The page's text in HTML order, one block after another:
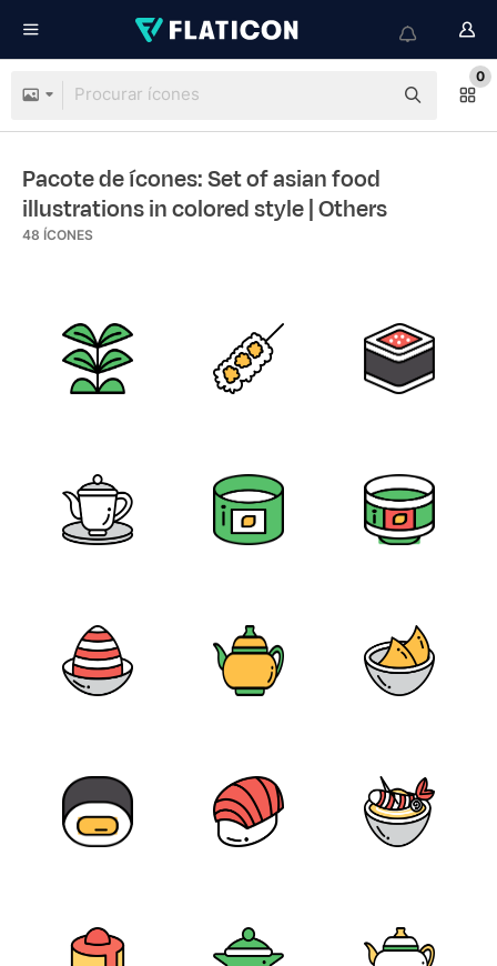
0
Pacote de ícones: Set of asian food
illustrations in colored style| Others
48 ÍCONES